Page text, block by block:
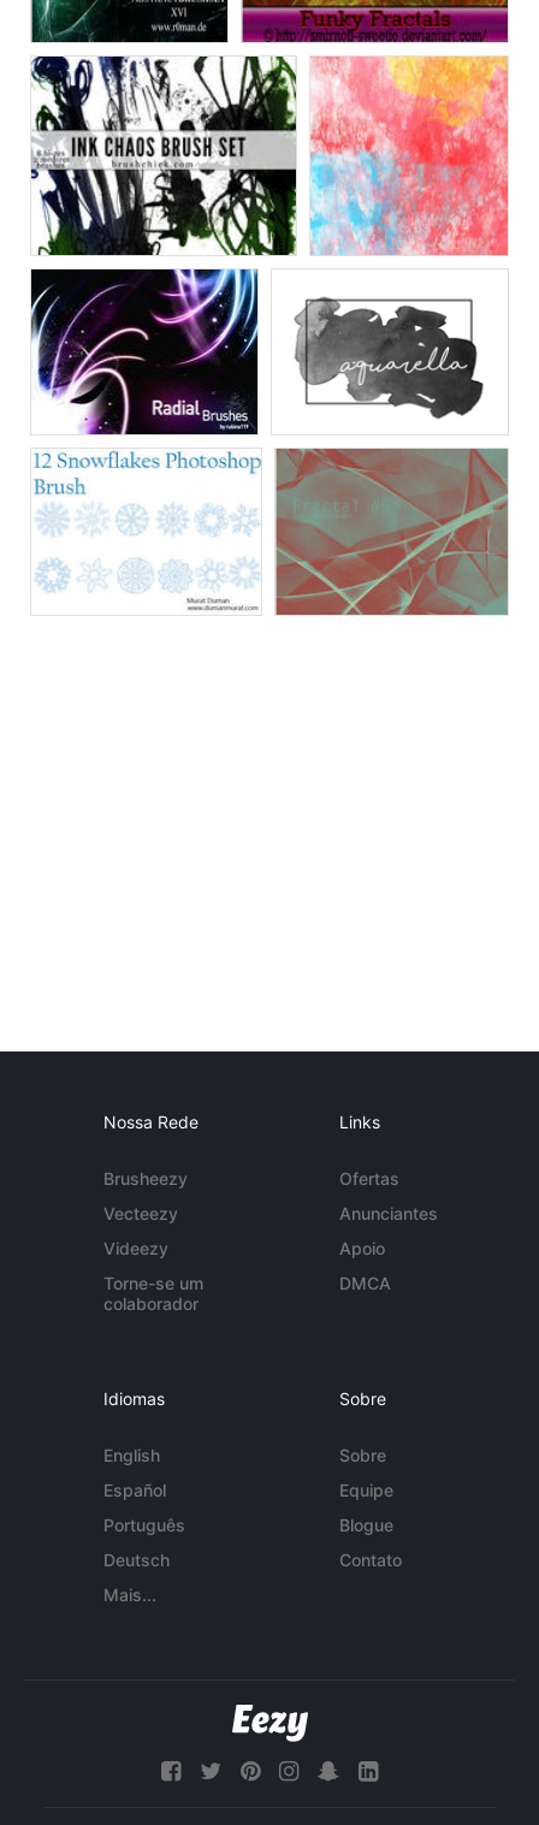
Nossa Rede
Brusheezy
Vecteezy
Videezy
Torne-se um
colaborador
Links
Ofertas
Anunciantes
Apoio
DMCA
Idiomas
English
Español
Português
Deutsch
Mais...
Sobre
Sobre
Equipe
Blogue
Contato